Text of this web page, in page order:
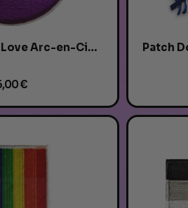
Patch Peace & Love Arc-en-Ciel XL -...
€